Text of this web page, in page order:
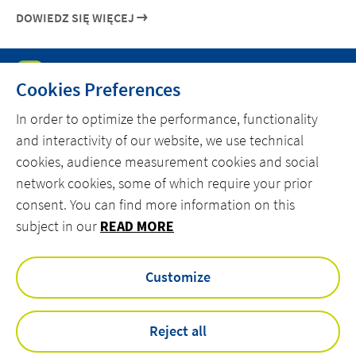
DOWIEDZ SIĘ WIĘCEJ
MENU
OFERTA
ACTEMIUM.COM
facebookyoutubelinkedin
Cookies Preferences
In order to optimize the performance, functionality
and interactivity of our website, we use technical
cookies, audience measurement cookies and social
network cookies, some of which require your prior
consent. You can find more information on this
subject in our READ MORE
Customize
Reject all